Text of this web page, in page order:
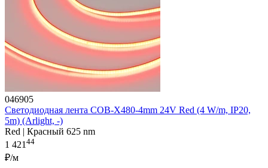
046905
Светодиодная лента COB-X480-4mm 24V Red (4 W/m, IP20,
5m) (Arlight, -)
Red | Красный 625 nm
1 42144
₽/м